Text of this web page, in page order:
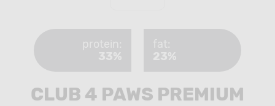
CLUB 4 PAWS PREMIUM